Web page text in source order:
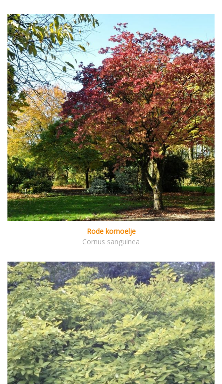
Rode kornoelje
Cornus sanguinea